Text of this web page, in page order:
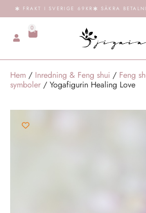
FRAKT I SVERIGE 69KR SÄKRA
0
Hem / Inredning & Feng shui / Feng
symboler / Yogafigurin Healing Love